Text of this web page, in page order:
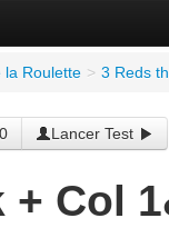
la Roulette > 3 Reds
Lancer Test
+ Col